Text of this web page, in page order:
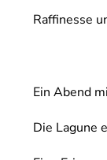
Raffinesse
Ein Abend
Die Lagune